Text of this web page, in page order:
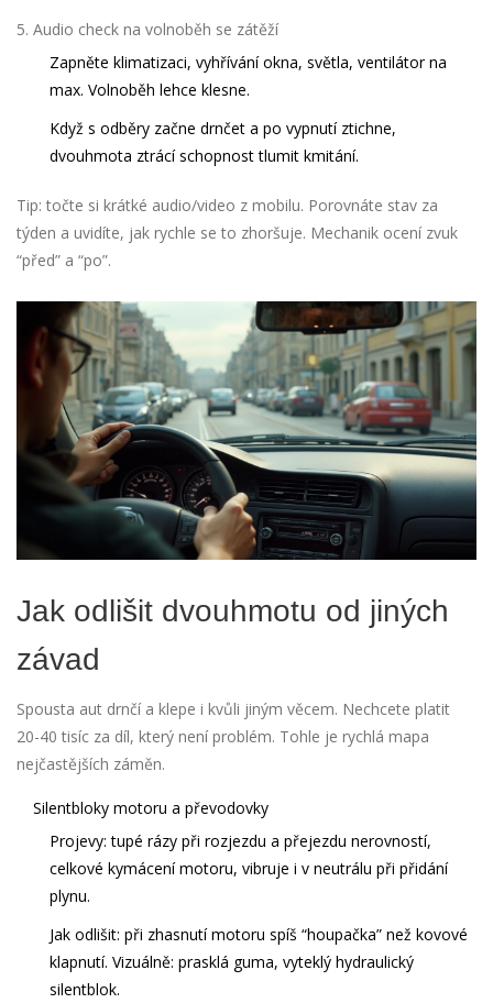
Audio check na volnoběh se zátěží
Zapněte klimatizaci, vyhřívání okna, světla, ventilátor na
max. Volnoběh lehce klesne.
Když s odběry začne drnčet a po vypnutí ztichne,
dvouhmota ztrácí schopnost tlumit kmitání.
Tip: točte si krátké audio/video z mobilu. Porovnáte stav za
týden a uvidíte, jak rychle se to zhoršuje. Mechanik ocení zvuk
“před” a “po”.
Jak odlišit dvouhmotu od jiných
závad
Spousta aut drnčí a klepe i kvůli jiným věcem. Nechcete platit
20-40 tisíc za díl, který není problém. Tohle je rychlá mapa
nejčastějších záměn.
Silentbloky motoru a převodovky
Projevy: tupé rázy při rozjezdu a přejezdu nerovností,
celkové kymácení motoru, vibruje i v neutrálu při přidání
plynu.
Jak odlišit: při zhasnutí motoru spíš “houpačka” než kovové
klapnutí. Vizuálně: prasklá guma, vyteklý hydraulický
silentblok.